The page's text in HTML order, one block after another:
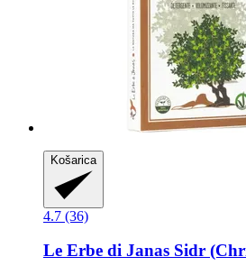
Košarica
4.7 (36)
Le Erbe di Janas Sidr